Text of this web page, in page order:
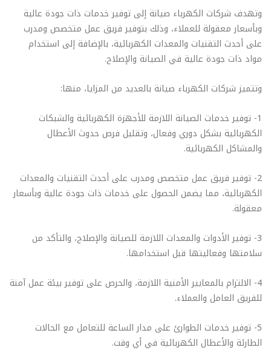
وتهدف شركات الكهرباء صيانة إلى توفير خدمات ذات جودة عالية
وبأسعار معقولة للعملاء، وذلك بتوفير فريق عمل متخصص ومدرب
على أحدث التقنيات والمعدات الكهربائية، بالإضافة إلى استخدام
مواد ذات جودة عالية في الصيانة والإصلاح.
وتتميز شركات الكهرباء صيانة بالعديد من المزايا، منها:
1- توفير خدمات الصيانة اللازمة للأجهزة الكهربائية والشبكات
الكهربائية بشكل دوري وفعال، وتقليل فرص حدوث الأعطال
والمشاكل الكهربائية.
2- توفير فريق عمل متخصص ومدرب على أحدث التقنيات والمعدات
الكهربائية، مما يضمن الحصول على خدمات ذات جودة عالية وبأسعار
معقولة.
3- توفير الأدوات والمعدات اللازمة للصيانة والإصلاح، والتأكد من
سلامتها وفعاليتها قبل استخدامها.
4- الالتزام بالمعايير الأمنية اللازمة، والحرص على توفير بيئة عمل آمنة
للفريق العامل والعملاء.
5- توفير خدمات الطوارئ على مدار الساعة للتعامل مع الحالات
الطارئة والأعطال الكهربائية في أي وقت.